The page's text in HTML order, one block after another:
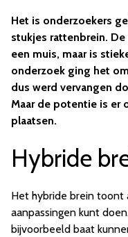
Het is onderzoekers
stukjes rattenbrein.
een muis, maar is
onderzoek ging het
dus werd vervangen
Maar de potentie is er
plaatsen.
Hybride
Het hybride brein toont
aanpassingen kunt
bijvoorbeeld baat